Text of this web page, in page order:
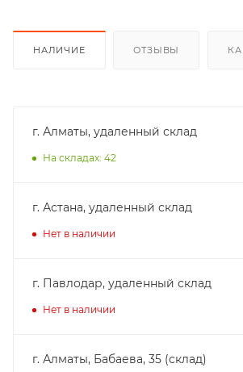
НАЛИЧИЕ ОТЗЫВЫ
г. Алматы, удаленный склад
На складах: 42
г. Астана, удаленный склад
Нет в наличии
г. Павлодар, удаленный склад
Нет в наличии
г. Алматы, Бабаева, 35 (склад)